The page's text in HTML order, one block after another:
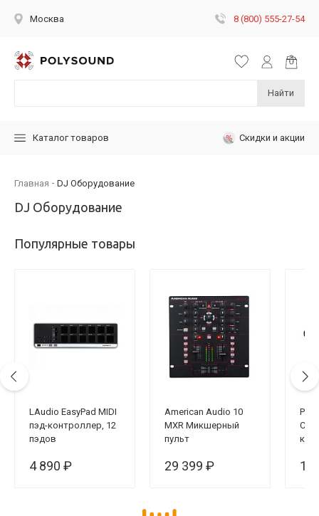
Москва 8 (800) 555-27-54
Найти
Каталог товаров Скидки и акции
Главная DJ Оборудование
DJ Оборудование
Популярные товары
LAudio EasyPad MIDI
пэд-контроллер, 12
пэдов
4 890 ₽
American Audio 10
MXR Микшерный
пульт
29 399 ₽ 10